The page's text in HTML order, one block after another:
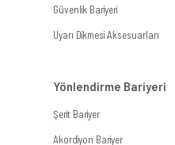
Güvenlik Bariyeri
Uyarı Dikmesi Aksesuarları
Yönlendirme Bariyeri
Şerit Bariyer
Akordiyon Bariyer